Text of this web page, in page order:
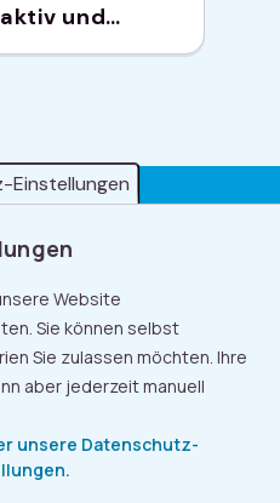
und
zu unserer
Dann kontaktiere uns
Einstellungen
Website
Sie können selbst
Sie zulassen möchten. Ihre
aber jederzeit manuell
unsere Datenschutz-